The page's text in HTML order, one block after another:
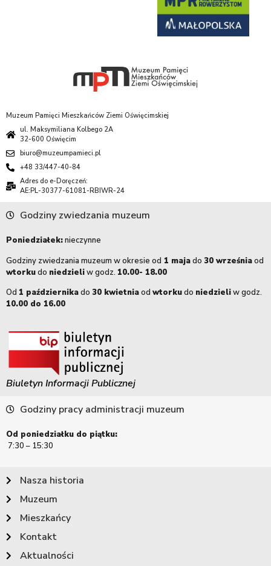
Muzeum Pamięci Mieszkańców Ziemi Oświęcimskiej
ul. Maksymiliana Kolbego 2A
32-600 Oświęcim
biuro@muzeumpamieci.pl
+48 33/447-40-84
Adres do e-Doręczeń:
AE:PL-30377-61081-RBIWR-24
Godziny zwiedzania muzeum
Poniedziałek:nieczynne
Godziny zwiedzania muzeum w okresie od 1 majado 30 wrześniaod
wtorkudo niedzieliw godz. 10.00- 18.00
Od 1 październikado 30 kwietniaod wtorkudo niedzieliw godz.
10.00 do 16.00
Biuletyn Informacji Publicznej
Godziny pracy administracji muzeum
Od poniedziałku do piątku:
7:30 – 15:30
Nasza historia
Muzeum
Mieszkańcy
Kontakt
Aktualności